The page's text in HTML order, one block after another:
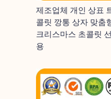
제조업체 개인 상표
콜릿 깡통 상자 맞춤
크리스마스 초콜릿
용